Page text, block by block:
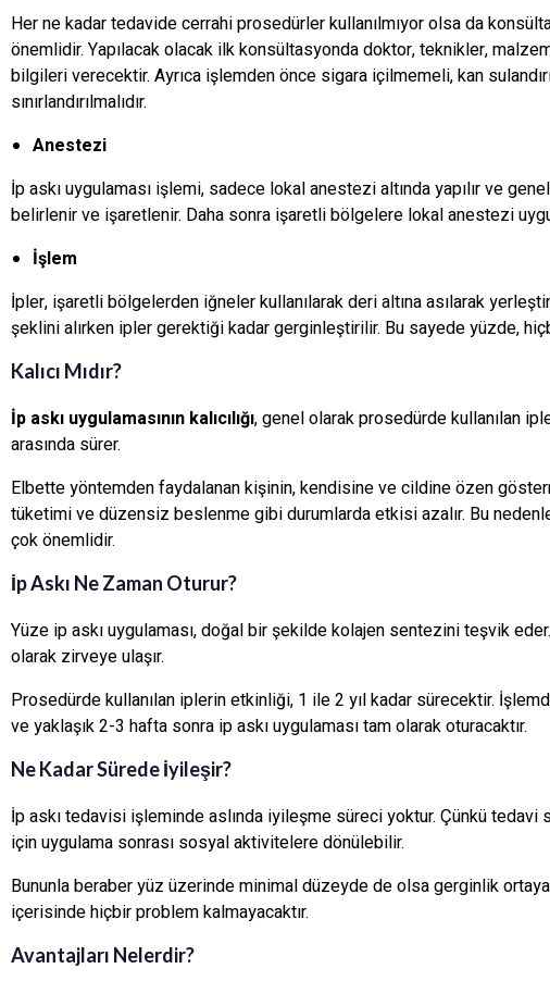
Her ne kadar tedavide cerrahi prosedürler kullanılmıyor olsa da
önemlidir. Yapılacak olacak ilk konsültasyonda doktor, teknikler,
bilgileri verecektir. Ayrıca işlemden önce sigara içilmemeli, kan
sınırlandırılmalıdır.
Anestezi
İp askı uygulaması işlemi, sadece lokal anestezi altında yapılır ve
belirlenir ve işaretlenir. Daha sonra işaretli bölgelere lokal anestezi
İşlem
İpler, işaretli bölgelerden iğneler kullanılarak deri altına asılarak
şeklini alırken ipler gerektiği kadar gerginleştirilir. Bu sayede yüzde,
Kalıcı Mıdır?
İp askı uygulamasının kalıcılığı, genel olarak prosedürde kullanılan
arasında sürer.
Elbette yöntemden faydalanan kişinin, kendisine ve cildine özen
tüketimi ve düzensiz beslenme gibi durumlarda etkisi azalır. Bu
çok önemlidir.
İp Askı Ne Zaman Oturur?
Yüze ip askı uygulaması, doğal bir şekilde kolajen sentezini teşvik
olarak zirveye ulaşır.
Prosedürde kullanılan iplerin etkinliği, 1 ile 2 yıl kadar sürecektir.
ve yaklaşık 2-3 hafta sonra ip askı uygulaması tam olarak oturacaktır.
Ne Kadar Sürede İyileşir?
İp askı tedavisi işleminde aslında iyileşme süreci yoktur. Çünkü tedavi
için uygulama sonrası sosyal aktivitelere dönülebilir.
Bununla beraber yüz üzerinde minimal düzeyde de olsa gerginlik
içerisinde hiçbir problem kalmayacaktır.
Avantajları Nelerdir?